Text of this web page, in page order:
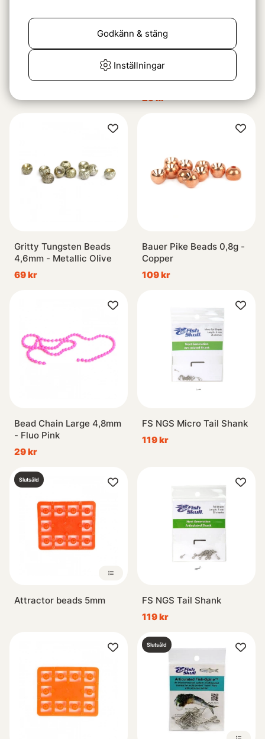
Attractor beads 4mm
Flourescent Bead Chain
Medium #132 Fluo Green
29 kr
Gritty Tungsten Beads
4,6mm - Metallic Olive
69 kr
Bauer Pike Beads 0,8g -
Copper
109 kr
Bead Chain Large 4,8mm
- Fluo Pink
29 kr
FS NGS Micro Tail Shank
119 kr
Slutsåld
Attractor beads 5mm
FS NGS Tail Shank
119 kr
Slutsåld
Inställningar
Godkänn & stäng